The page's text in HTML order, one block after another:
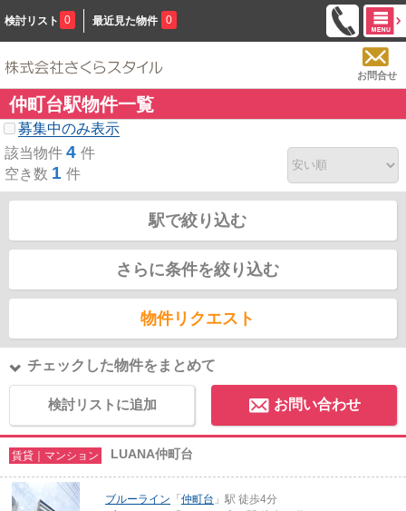
検討リスト 0 最近見た物件 0
お問合せ
仲町台駅物件一覧
募集中のみ表示
該当物件 4 件
空き数 1 件
駅で絞り込む
さらに条件を絞り込む
物件リクエスト
チェックした物件をまとめて
検討リストに追加 お問い合わせ
賃貸｜マンション LUANA仲町台
ブルーライン 「 仲町台 」駅 徒歩4分